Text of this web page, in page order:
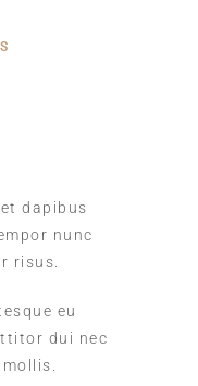
dapibus
nunc
risus.
eu
dui nec